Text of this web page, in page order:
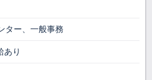
ター、一般事務
あり